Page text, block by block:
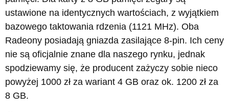
ustawione na identycznych wartościach, z wyjątkiem
bazowego taktowania rdzenia (1121 MHz). Oba
Radeony posiadają gniazda zasilające 8-pin. Ich ceny
nie są oficjalnie znane dla naszego rynku, jednak
spodziewamy się, że producent zażyczy sobie nieco
powyżej 1000 zł za wariant 4 GB oraz ok. 1200 zł za
8 GB.